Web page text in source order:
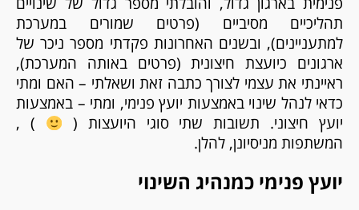
תהליכיים מסיביים (פרטים שמורים במערכת
למתעניינים), ובשנים האחרונות פקדתי מספר ניכר של
ארגונים כיועצת חיצונית (פרטים באותה המערכת),
ראיינתי את עצמי לצורך כתבה זאת ושאלתי – האם ומתי
כדאי לנהל שינוי באמצעות יועץ פנימי, ומתי – באמצעות
יועץ חיצוני. תשובות שתי סוגי היועצות (
) ,
המשתפות מניסיונן, להלן.
יועץ פנימי כמנהיג השינוי